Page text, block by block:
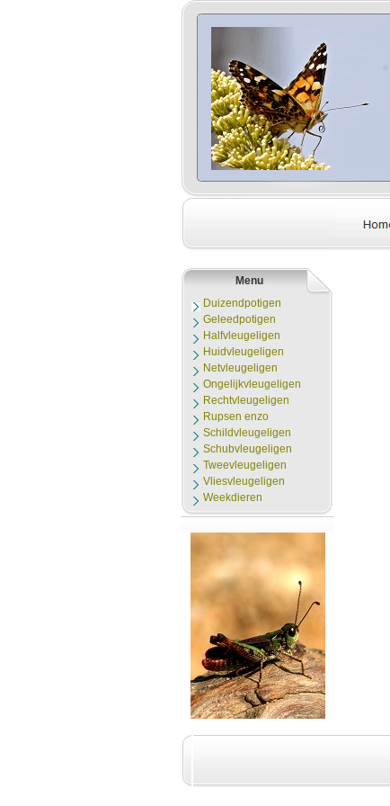
Menu
Duizendpotigen
Geleedpotigen
Halfvleugeligen
Huidvleugeligen
Netvleugeligen
Ongelijkvleugeligen
Rechtvleugeligen
Rupsen enzo
Schildvleugeligen
Schubvleugeligen
Tweevleugeligen
Vliesvleugeligen
Weekdieren